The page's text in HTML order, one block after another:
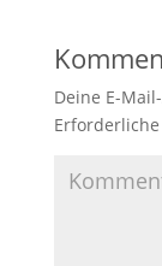
Deine E-